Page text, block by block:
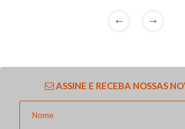
ASSINE E RECEBA NOSSAS